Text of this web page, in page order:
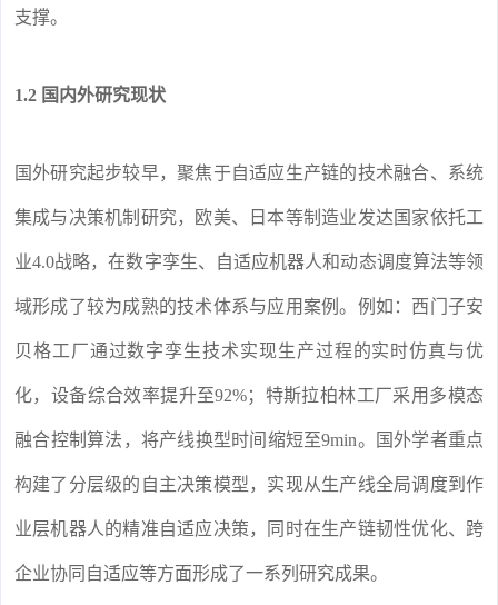
支撑。
1.2 国内外研究现状
国外研究起步较早，聚焦于自适应生产链的技术融合、系统
集成与决策机制研究，欧美、日本等制造业发达国家依托工
业4.0战略，在数字孪生、自适应机器人和动态调度算法等领
域形成了较为成熟的技术体系与应用案例。例如：西门子安
贝格工厂通过数字孪生技术实现生产过程的实时仿真与优
化，设备综合效率提升至92%；特斯拉柏林工厂采用多模态
融合控制算法，将产线换型时间缩短至9min。国外学者重点
构建了分层级的自主决策模型，实现从生产线全局调度到作
业层机器人的精准自适应决策，同时在生产链韧性优化、跨
企业协同自适应等方面形成了一系列研究成果。